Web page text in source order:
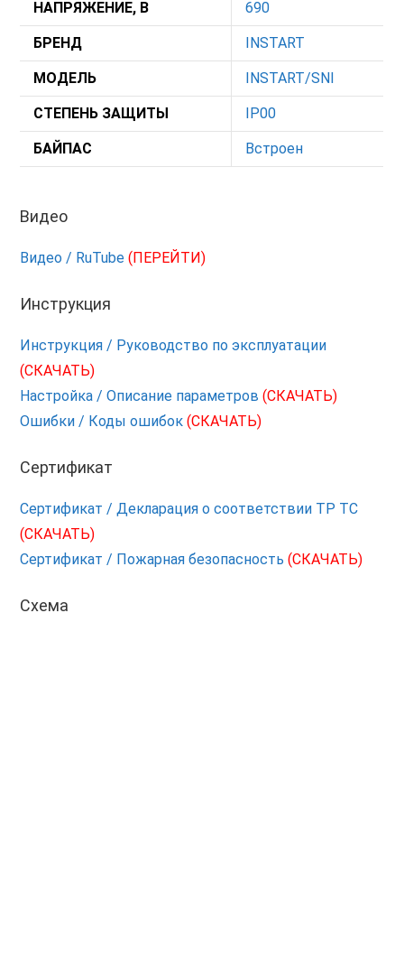
НАПРЯЖЕНИЕ, В 690
БРЕНД INSTART
МОДЕЛЬ INSTART/SNI
СТЕПЕНЬ ЗАЩИТЫ IP00
БАЙПАС Встроен
Видео
Видео / RuTube(ПЕРЕЙТИ)
Инструкция
Инструкция / Руководство по эксплуатации
(СКАЧАТЬ)
Настройка / Описание параметров(СКАЧАТЬ)
Ошибки / Коды ошибок(СКАЧАТЬ)
Сертификат
Сертификат / Декларация о соответствии ТР ТС
(СКАЧАТЬ)
Сертификат / Пожарная безопасность (СКАЧАТЬ)
Схема